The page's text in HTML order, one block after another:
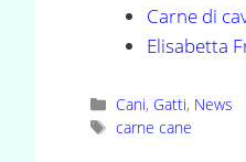
Carne di
Elisabetta
Categorie
Cani, Gatti, News
Tag
carne cane